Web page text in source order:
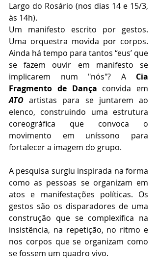
Largo do Rosário (nos dias 14 e 15/3,
às 14h).
Um manifesto escrito por gestos.
Uma orquestra movida por corpos.
Ainda há tempo para tantos “eus’ que
se fazem ouvir em manifesto se
implicarem num "nós"? A Cia
Fragmento de Dança
ATO artistas para se juntarem ao
elenco, construindo uma estrutura
coreográfica que convoca o
movimento em uníssono para
fortalecer a imagem do grupo.
A pesquisa surgiu inspirada na forma
como as pessoas se organizam em
atos e manifestações políticas. Os
gestos são os disparadores de uma
construção que se complexifica na
insistência, na repetição, no ritmo e
nos corpos que se organizam como
se fossem um quadro vivo.